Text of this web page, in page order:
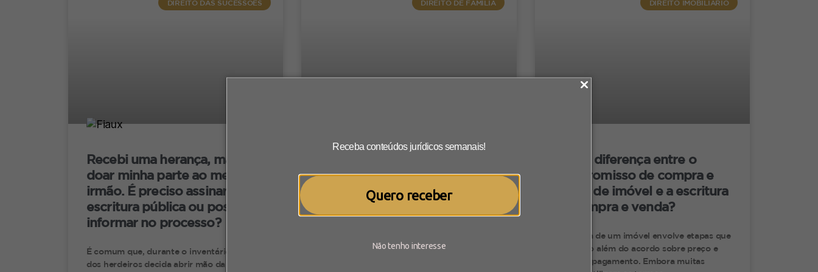
Receba conteúdos jurídicos semanais!
Quero receber
Não tenho interesse
transmitida aos herdeiros do possuidor e que permite que os herdeiros tenham direito a
E, por fim, caso o falecido tenha preenchido todos os requisitos para a usucapião, os
herdeiros poderão iniciar um processo paralelo ao inventário.
Com isso, após a finalização da usucapião, os herdeiros terão direito a propriedade do
bem e deverão realizar a partilha do bem entre si, nos termos do inventário.
DIREITO DAS SUCESSÕES
Recebi uma herança, mas vou
doar minha parte ao meu
irmão. É preciso assinar uma
escritura pública ou posso só
informar no processo?
É comum que, durante o inventário, um
dos herdeiros decida abrir mão da própria
DIREITO DE FAMÍLIA
resguarda partes de possível
união estável?
As relações afetivas mudaram bastante nos
caminho natural para que um casal
DIREITO IMOBILIÁRIO
Qual a diferença entre o
compromisso de compra e
venda de imóvel e a escritura
de compra e venda?
A compra de um imóvel envolve etapas que
vão muito além do acordo sobre preço e
forma de pagamento. Embora muitas